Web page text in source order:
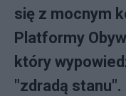
się z mocnym
Platformy
który
"zdradą